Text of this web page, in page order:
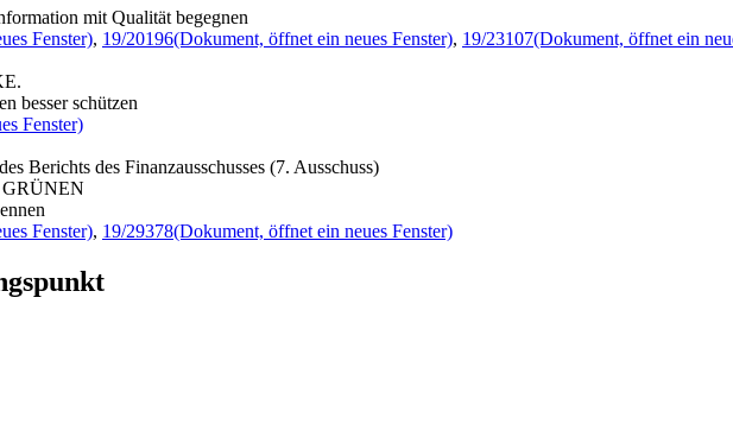
mit Qualität begegnen
Fenster), 19/20196(Dokument, öffnet ein neues Fenster), 19/23107(Dokument, öffnet ein
besser schützen
Fenster)
Berichts des Finanzausschusses (7. Ausschuss)
GRÜNEN
Fenster), 19/29378(Dokument, öffnet ein neues Fenster)